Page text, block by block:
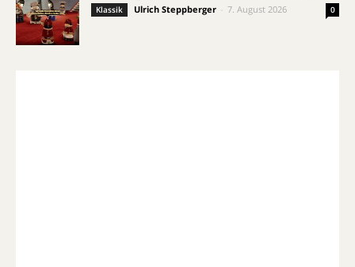
Klassik Ulrich Steppberger 7. August 2026 0